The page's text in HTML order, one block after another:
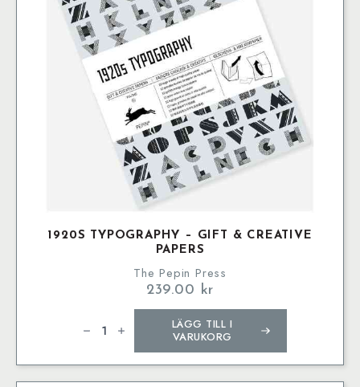
1920S TYPOGRAPHY – GIFT & CREATIVE
PAPERS
The Pepin Press
239.00 kr
Typography
Creative
Papers
LÄGG TILL I
VARUKORG